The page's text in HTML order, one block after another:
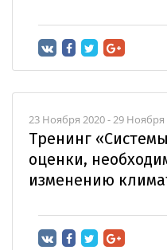
23 Ноября 2020 - 29 Ноября
Тренинг
оценки,
изменению